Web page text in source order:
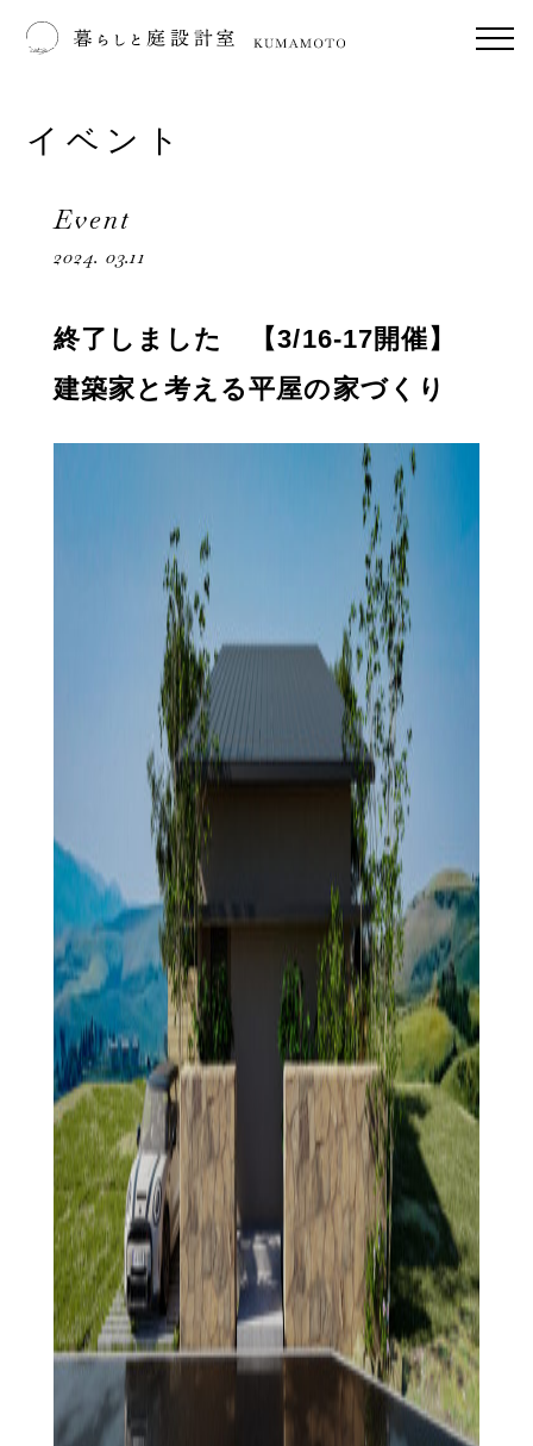
イベント
Event
2024. 03.11
終了しました 【3/16-17開催】
建築家と考える平屋の家づくり